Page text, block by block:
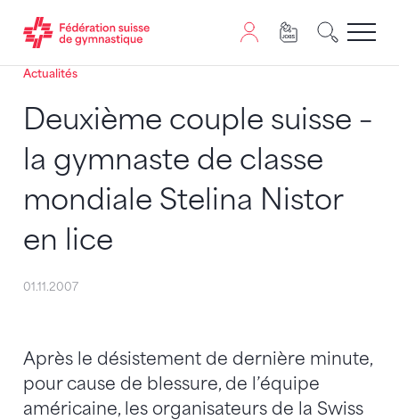
Passer au contenu
Naviguer vers le plan du siten
JavaScript est nécessaire pour naviguer sur ce site.
Actualités
Deuxième couple suisse –
la gymnaste de classe
mondiale Stelina Nistor
en lice
01.11.2007
Après le désistement de dernière minute,
pour cause de blessure, de l’équipe
américaine, les organisateurs de la Swiss